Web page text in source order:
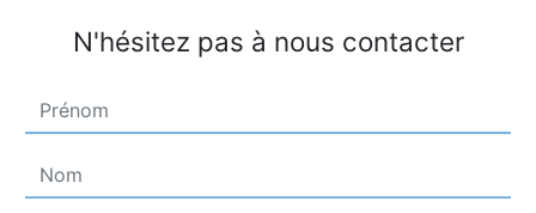
N'hésitez pas à nous contacter